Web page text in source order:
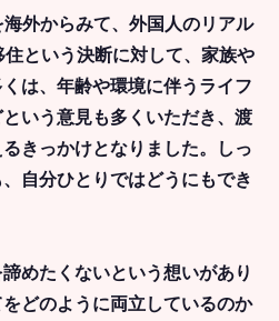
外からみて、外国人のリアル
という決断に対して、家族や
は、年齢や環境に伴うライフ
いう意見も多くいただき、渡
きっかけとなりました。しっ
自分ひとりではどうにもでき
めたくないという想いがあり
どのように両立しているのか